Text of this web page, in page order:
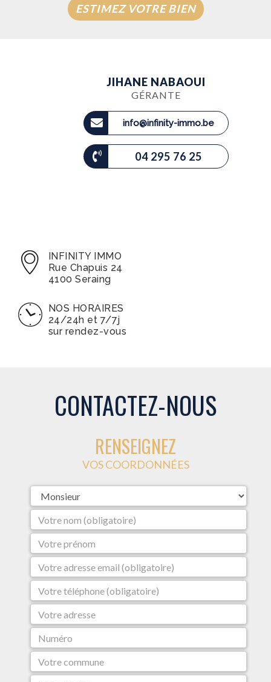
ESTIMEZ VOTRE BIEN
JIHANE NABAOUI
GÉRANTE
info@infinity-immo.be
04 295 76 25
INFINITY IMMO
Rue Chapuis 24
4100 Seraing
NOS HORAIRES
24/24h et 7/7j
sur rendez-vous
CONTACTEZ-NOUS
RENSEIGNEZ
VOS COORDONNÉES